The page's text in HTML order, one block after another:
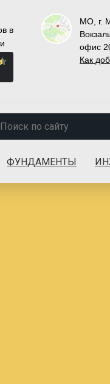
в
МО, г.
офис
Как
ФУНДАМЕНТЫ